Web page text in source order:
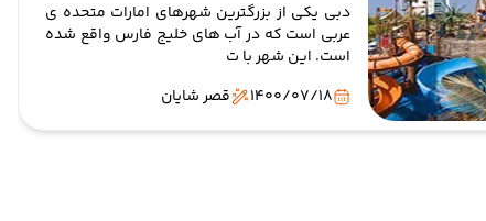
دبی یکی از بزرگترین شهرهای امارات متحده ی
عربی است که در آب های خلیج فارس واقع شده
است. این شهر با ت
1400/07/18
قصر شایان